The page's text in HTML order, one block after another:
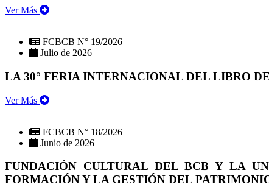
Ver Más
FCBCB N° 19/2026
Julio de 2026
LA 30° FERIA INTERNACIONAL DEL LIBRO
Ver Más
FCBCB N° 18/2026
Junio de 2026
FUNDACIÓN CULTURAL DEL BCB Y LA
FORMACIÓN Y LA GESTIÓN DEL